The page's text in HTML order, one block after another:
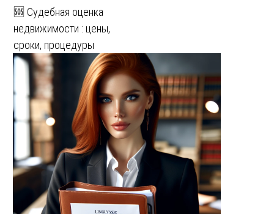
🆘 Судебная оценка
недвижимости : цены,
сроки, процедуры